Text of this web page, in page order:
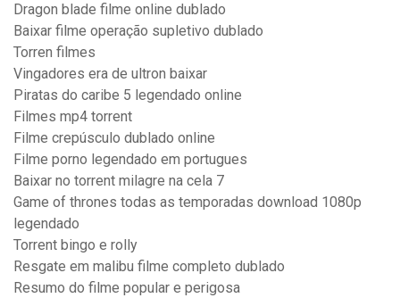
Dragon blade filme online dublado
Baixar filme operação supletivo dublado
Torren filmes
Vingadores era de ultron baixar
Piratas do caribe 5 legendado online
Filmes mp4 torrent
Filme crepúsculo dublado online
Filme porno legendado em portugues
Baixar no torrent milagre na cela 7
Game of thrones todas as temporadas download 1080p
legendado
Torrent bingo e rolly
Resgate em malibu filme completo dublado
Resumo do filme popular e perigosa